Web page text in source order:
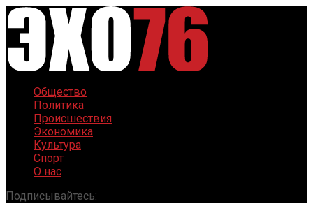
Общество
Политика
Происшествия
Экономика
Культура
Спорт
О нас
Подписывайтесь: